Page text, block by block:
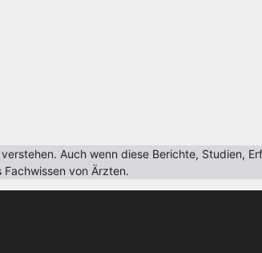
Auch wenn diese Berichte, Studien,
von Ärzten.